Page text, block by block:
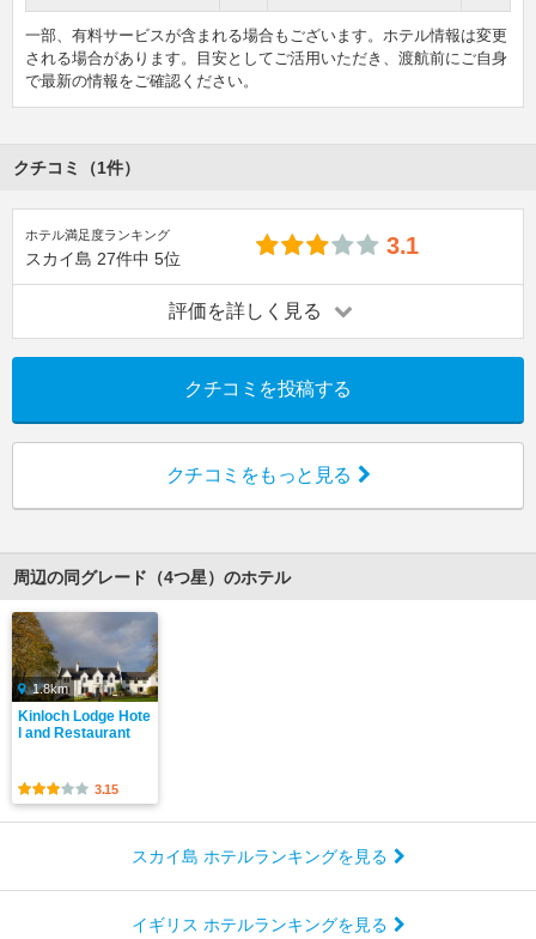
一部、有料サービスが含まれる場合もございます。ホテル情報は変更
される場合があります。目安としてご活用いただき、渡航前にご自身
で最新の情報をご確認ください。
クチコミ（1件）
ホテル満足度ランキング
スカイ島 27件中 5位 3.1
評価を詳しく見る
クチコミを投稿する
クチコミをもっと見る
周辺の同グレード（4つ星）のホテル
1.8km
Kinloch Lodge Hote
l and Restaurant
3.15
スカイ島 ホテルランキングを見る
イギリス ホテルランキングを見る